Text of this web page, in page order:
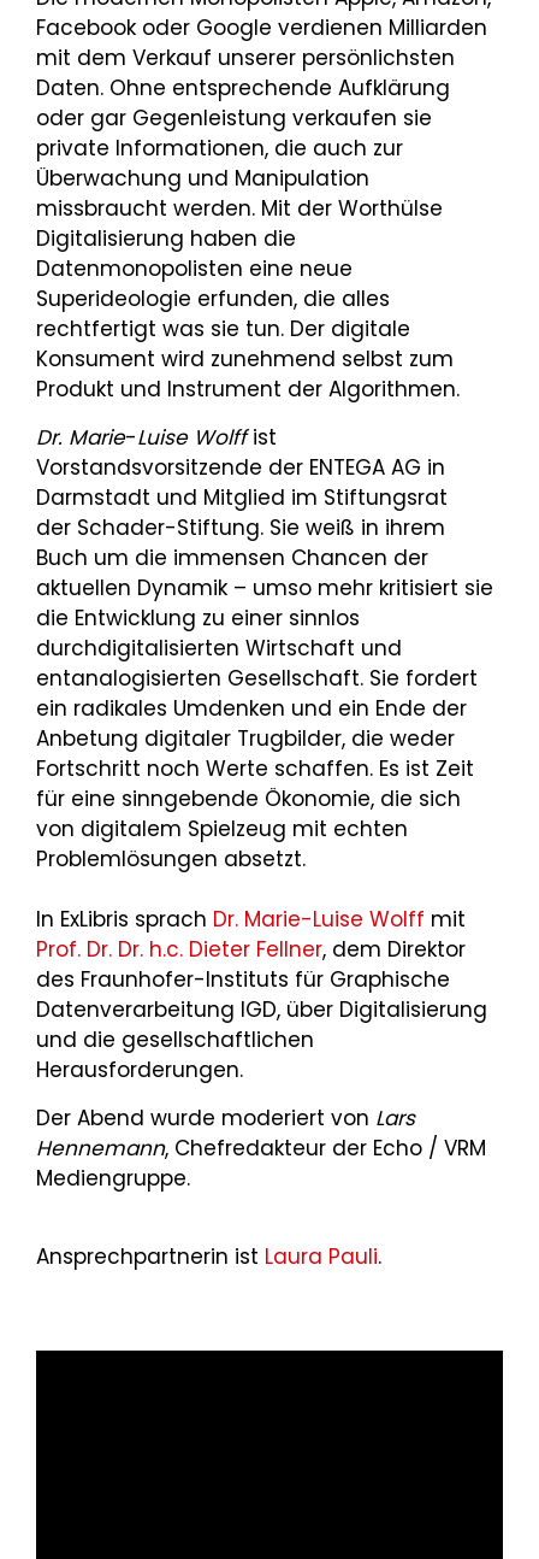
Facebook oder Google verdienen Milliarden
mit dem Verkauf unserer persönlichsten
Daten. Ohne entsprechende Aufklärung
oder gar Gegenleistung verkaufen sie
private Informationen, die auch zur
Überwachung und Manipulation
missbraucht werden. Mit der Worthülse
Digitalisierung haben die
Datenmonopolisten eine neue
Superideologie erfunden, die alles
rechtfertigt was sie tun. Der digitale
Konsument wird zunehmend selbst zum
Produkt und Instrument der Algorithmen.
Dr. Marie-Luise Wolffist
Vorstandsvorsitzende der ENTEGA AG in
Darmstadt und Mitglied im Stiftungsrat
der Schader-Stiftung. Sie weiß in ihrem
Buch um die immensen Chancen der
aktuellen Dynamik – umso mehr kritisiert sie
die Entwicklung zu einer sinnlos
durchdigitalisierten Wirtschaft und
entanalogisierten Gesellschaft. Sie fordert
ein radikales Umdenken und ein Ende der
Anbetung digitaler Trugbilder, die weder
Fortschritt noch Werte schaffen. Es ist Zeit
für eine sinngebende Ökonomie, die sich
von digitalem Spielzeug mit echten
Problemlösungen absetzt.
In ExLibris sprach Dr. Marie-Luise Wolff mit
Prof. Dr. Dr. h.c. Dieter Fellner, dem Direktor
des Fraunhofer-Instituts für Graphische
Datenverarbeitung IGD, über Digitalisierung
und die gesellschaftlichen
Herausforderungen.
Der Abend wurde moderiert von Lars
Hennemann, Chefredakteur der Echo / VRM
Mediengruppe.
Ansprechpartnerin ist Laura Pauli.